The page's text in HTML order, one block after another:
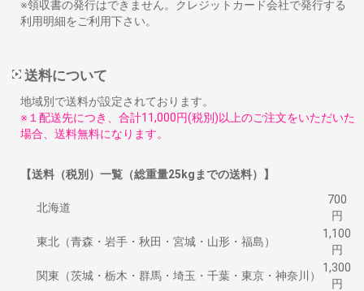
※領収書の発行はできません。クレジットカード会社で発行する
利用明細をご利用下さい。
送料について
地域別で送料が設定されております。
※１配送先につき、合計11,000円(税別)以上のご注文をいただいた
場合、送料無料になります。
【送料（税別）一覧（総重量25kgまでの送料）】
北海道
700
円
東北（青森・岩手・秋田・宮城・山形・福島）
1,100
円
関東（茨城・栃木・群馬・埼玉・千葉・東京・神奈川）
1,300
円